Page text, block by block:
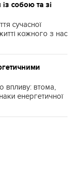
собою та зі
сучасної
кожного з нас
впливу: втома,
енергетичної